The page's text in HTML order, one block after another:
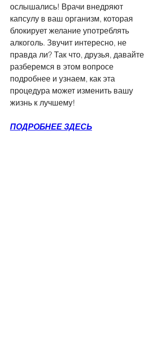
ослышались! Врачи внедряют
капсулу в ваш организм, которая
блокирует желание употреблять
алкоголь. Звучит интересно, не
правда ли? Так что, друзья, давайте
разберемся в этом вопросе
подробнее и узнаем, как эта
процедура может изменить вашу
жизнь к лучшему!
ПОДРОБНЕЕ ЗДЕСЬ